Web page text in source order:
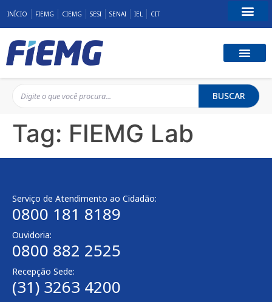
INÍCIO FIEMG CIEMG SESI SENAI IEL CIT
BUSCAR
Tag: FIEMG Lab
Serviço de Atendimento ao Cidadão:
0800 181 8189
Ouvidoria:
0800 882 2525
Recepção Sede:
(31) 3263 4200